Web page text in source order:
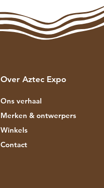
Over Aztec Expo
Ons verhaal
Merken & ontwerpers
Winkels
Contact